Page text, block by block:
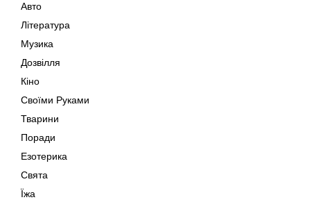
Авто
Література
Музика
Дозвілля
Кіно
Своїми Руками
Тварини
Поради
Езотерика
Свята
Їжа